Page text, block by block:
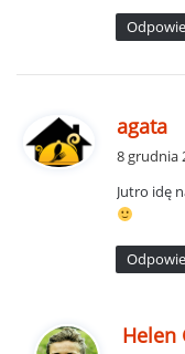
e
:
agata
i
z
:
8 grudnia
Jutro idę
Helen